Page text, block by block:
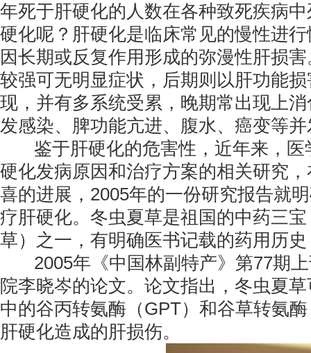
年死于肝硬化的人数在各种致死疾病
硬化呢？肝硬化是临床常见的慢性进
因长期或反复作用形成的弥漫性肝损
较强可无明显症状，后期则以肝功能
现，并有多系统受累，晚期常出现上
发感染、脾功能亢进、腹水、癌变等
鉴于肝硬化的危害性，近年来，医
硬化发病原因和治疗方案的相关研究
喜的进展，2005年的一份研究报告就
疗肝硬化。冬虫夏草是祖国的中药三
草）之一，有明确医书记载的药用历
2005年《中国林副特产》第77期上
院李晓岑的论文。论文指出，冬虫夏
中的谷丙转氨酶（GPT）和谷草转氨
肝硬化造成的肝损伤。